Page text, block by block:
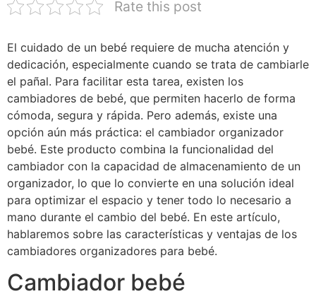
Rate this post
El cuidado de un bebé requiere de mucha atención y
dedicación, especialmente cuando se trata de cambiarle
el pañal. Para facilitar esta tarea, existen los
cambiadores de bebé, que permiten hacerlo de forma
cómoda, segura y rápida. Pero además, existe una
opción aún más práctica: el cambiador organizador
bebé. Este producto combina la funcionalidad del
cambiador con la capacidad de almacenamiento de un
organizador, lo que lo convierte en una solución ideal
para optimizar el espacio y tener todo lo necesario a
mano durante el cambio del bebé. En este artículo,
hablaremos sobre las características y ventajas de los
cambiadores organizadores para bebé.
Cambiador bebé